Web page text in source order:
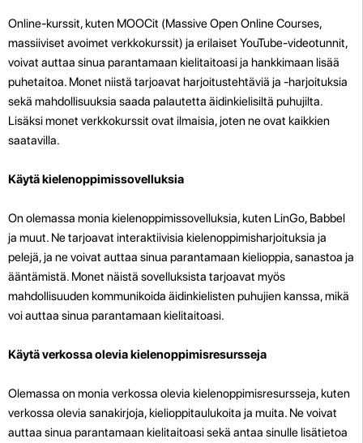
Online-kurssit, kuten MOOCit (Massive Open Online Courses,
massiiviset avoimet verkkokurssit) ja erilaiset YouTube-videotunnit,
voivat auttaa sinua parantamaan kielitaitoasi ja hankkimaan lisää
puhetaitoa. Monet niistä tarjoavat harjoitustehtäviä ja -harjoituksia
sekä mahdollisuuksia saada palautetta äidinkielisiltä puhujilta.
Lisäksi monet verkkokurssit ovat ilmaisia, joten ne ovat kaikkien
saatavilla.
Käytä kielenoppimissovelluksia
On olemassa monia kielenoppimissovelluksia, kuten LinGo, Babbel
ja muut. Ne tarjoavat interaktiivisia kielenoppimisharjoituksia ja
pelejä, ja ne voivat auttaa sinua parantamaan kielioppia, sanastoa ja
ääntämistä. Monet näistä sovelluksista tarjoavat myös
mahdollisuuden kommunikoida äidinkielisten puhujien kanssa, mikä
voi auttaa sinua parantamaan kielitaitoasi.
Käytä verkossa olevia kielenoppimisresursseja
Olemassa on monia verkossa olevia kielenoppimisresursseja, kuten
verkossa olevia sanakirjoja, kielioppitaulukoita ja muita. Ne voivat
auttaa sinua parantamaan kielitaitoasi sekä antaa sinulle lisätietoa